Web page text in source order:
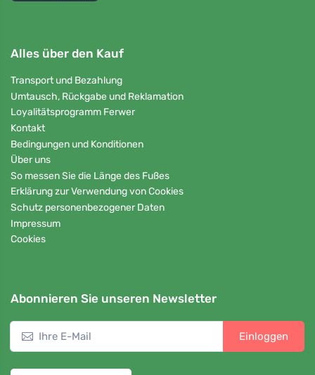
Alles über den Kauf
Transport und Bezahlung
Umtausch, Rückgabe und Reklamation
Loyalitätsprogramm Ferwer
Kontakt
Bedingungen und Konditionen
Über uns
So messen Sie die Länge des Fußes
Erklärung zur Verwendung von Cookies
Schutz personenbezogener Daten
Impressum
Cookies
Abonnieren Sie unseren Newsletter
Einloggen